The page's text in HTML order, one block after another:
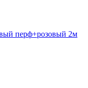
перф+розовый 2м